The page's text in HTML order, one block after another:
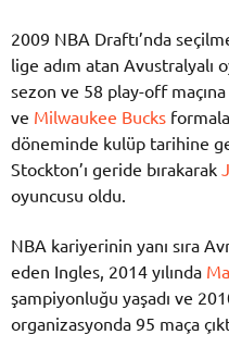
2009 NBA Draftı’nda
lige adım atan Avustralyalı
sezon ve 58 play-off maçına
ve Milwaukee Bucks
döneminde kulüp tarihine
Stockton’ı geride bırakarak
oyuncusu oldu.
NBA kariyerinin yanı sıra
eden Ingles, 2014 yılında
şampiyonluğu yaşadı ve
organizasyonda 95 maça